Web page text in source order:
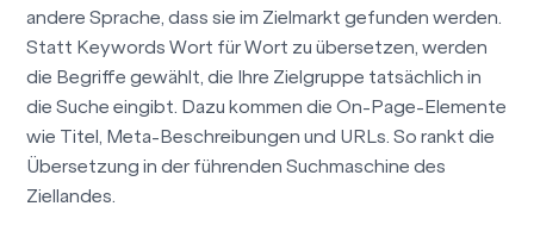
andere Sprache, dass sie im Zielmarkt gefunden werden.
Statt Keywords Wort für Wort zu übersetzen, werden
die Begriffe gewählt, die Ihre Zielgruppe tatsächlich in
die Suche eingibt. Dazu kommen die On-Page-Elemente
wie Titel, Meta-Beschreibungen und URLs. So rankt die
Übersetzung in der führenden Suchmaschine des
Ziellandes.